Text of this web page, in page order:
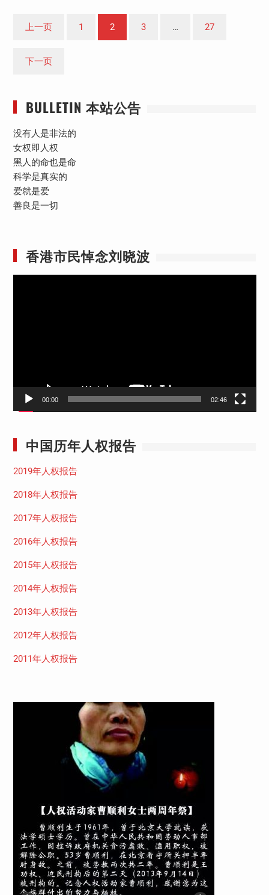
上一页 1 2 3 … 27
下一页
BULLETIN 本站公告
没有人是非法的
女权即人权
黑人的命也是命
科学是真实的
爱就是爱
善良是一切
香港市民悼念刘晓波
00:00 02:46
中国历年人权报告
2019年人权报告
2018年人权报告
2017年人权报告
2016年人权报告
2015年人权报告
2014年人权报告
2013年人权报告
2012年人权报告
2011年人权报告